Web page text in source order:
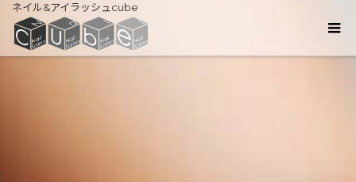
ネイル&アイラッシュcube